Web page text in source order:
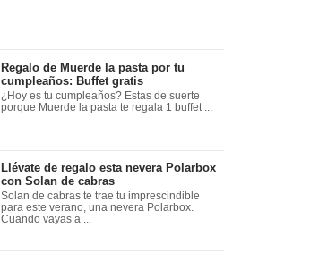
Regalo de Muerde la pasta por tu
cumpleaños: Buffet gratis
¿Hoy es tu cumpleaños? Estas de suerte
porque Muerde la pasta te regala 1 buffet ...
Llévate de regalo esta nevera Polarbox
con Solan de cabras
Solan de cabras te trae tu imprescindible
para este verano, una nevera Polarbox.
Cuando vayas a ...